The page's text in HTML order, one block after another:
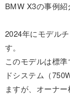
BMW X3の事例紹
2024年にモデル
す。
このモデルは標
ドシステム（
ますが、オーナ